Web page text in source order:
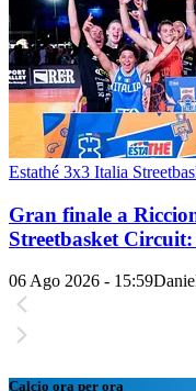
Estathé 3x3 Italia
Gran finale a
Streetbasket
06 Ago 2026 - 15:59
Calcio ora per ora